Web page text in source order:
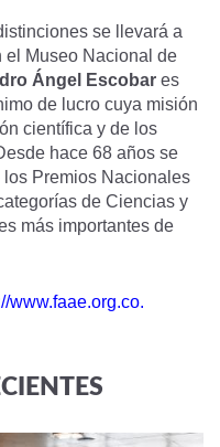
se llevará a
el Museo Nacional de
Ángel Escobar es
de lucro cuya misión
científica y de los
hace 68 años se
Premios Nacionales
de Ciencias y
más importantes de
www.faae.org.co.